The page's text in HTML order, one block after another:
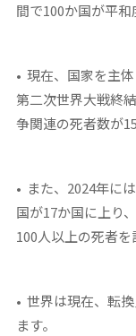
間で100か国が平和
• 現在、国家を主
第二次世界大戦終
争関連の死者数が
• また、2024年に
国が17か国に上り
100人以上の死者を
• 世界は現在、転
ます。